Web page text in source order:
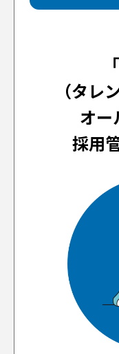
（タレ
オー
採用